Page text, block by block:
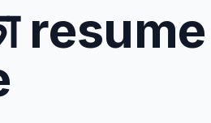
resume